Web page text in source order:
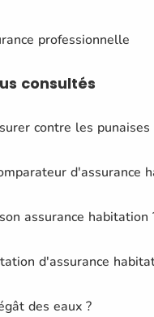
professionnelle
consultés
contre les
d'assurance
assurance habitation
d'assurance
des eaux ?